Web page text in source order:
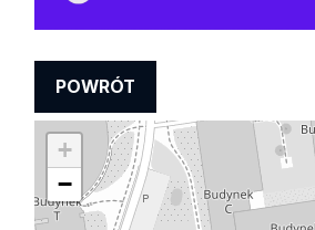
POWRÓT
+
−